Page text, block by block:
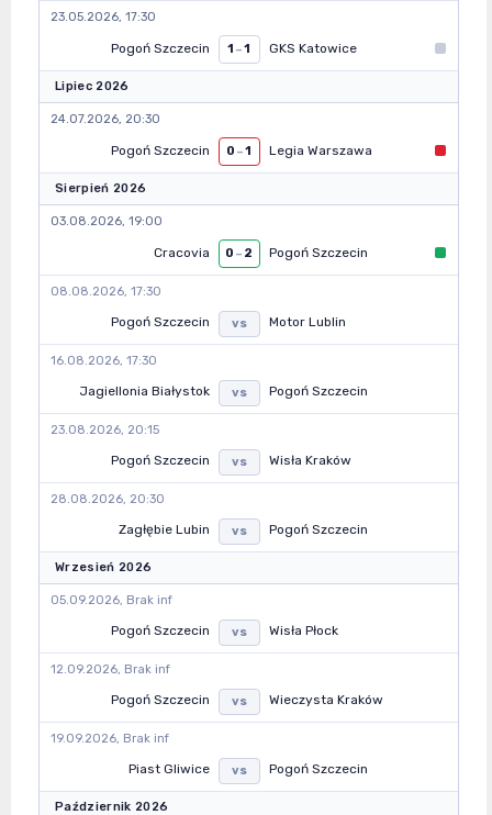
23.05.2026, 17:30
Pogoń Szczecin 1 –1 GKS Katowice
Lipiec 2026
24.07.2026, 20:30
Pogoń Szczecin 0 –1 Legia Warszawa
Sierpień 2026
03.08.2026, 19:00
Cracovia 0 – 2 Pogoń Szczecin
08.08.2026, 17:30
Pogoń Szczecin vs Motor Lublin
16.08.2026, 17:30
Jagiellonia Białystok vs Pogoń Szczecin
23.08.2026, 20:15
Pogoń Szczecin vs Wisła Kraków
28.08.2026, 20:30
Zagłębie Lubin vs Pogoń Szczecin
Wrzesień 2026
05.09.2026, Brak inf
Pogoń Szczecin vs Wisła Płock
12.09.2026, Brak inf
Pogoń Szczecin vs Wieczysta Kraków
19.09.2026, Brak inf
Piast Gliwice vs Pogoń Szczecin
Październik 2026